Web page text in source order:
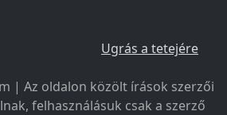
Ugrás a tetejére
| Az oldalon közölt írások szerzői
felhasználásuk csak a szerző